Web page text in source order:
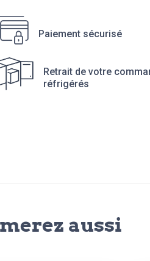
Paiement sécurisé
Retrait de votre
réfrigérés
aussi